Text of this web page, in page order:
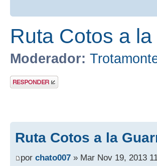
Ruta Cotos a
Moderador:
Publicar una
respuesta
Ruta Cotos a la
por chato007 » Mar Nov 19, 2013